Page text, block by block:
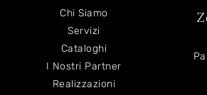
Chi Siamo
Servizi
Cataloghi
I Nostri Partner
Realizzazioni